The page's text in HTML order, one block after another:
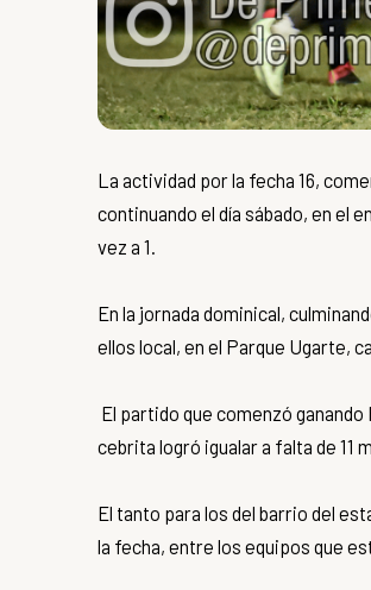
La actividad por la fecha 16,
continuando el día sábado, en el
vez a 1.
En la jornada dominical,
ellos local, en el Parque Ugarte,
El partido que comenzó
cebrita logró igualar a falta de 11
El tanto para los del barrio del
la fecha, entre los equipos que